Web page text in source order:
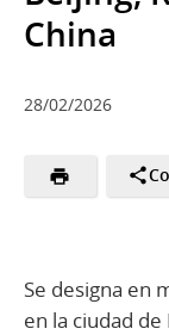
China
28/02/2026
Se designa en
en la ciudad de